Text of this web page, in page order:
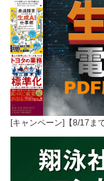
[キャンペーン]【8/17ま